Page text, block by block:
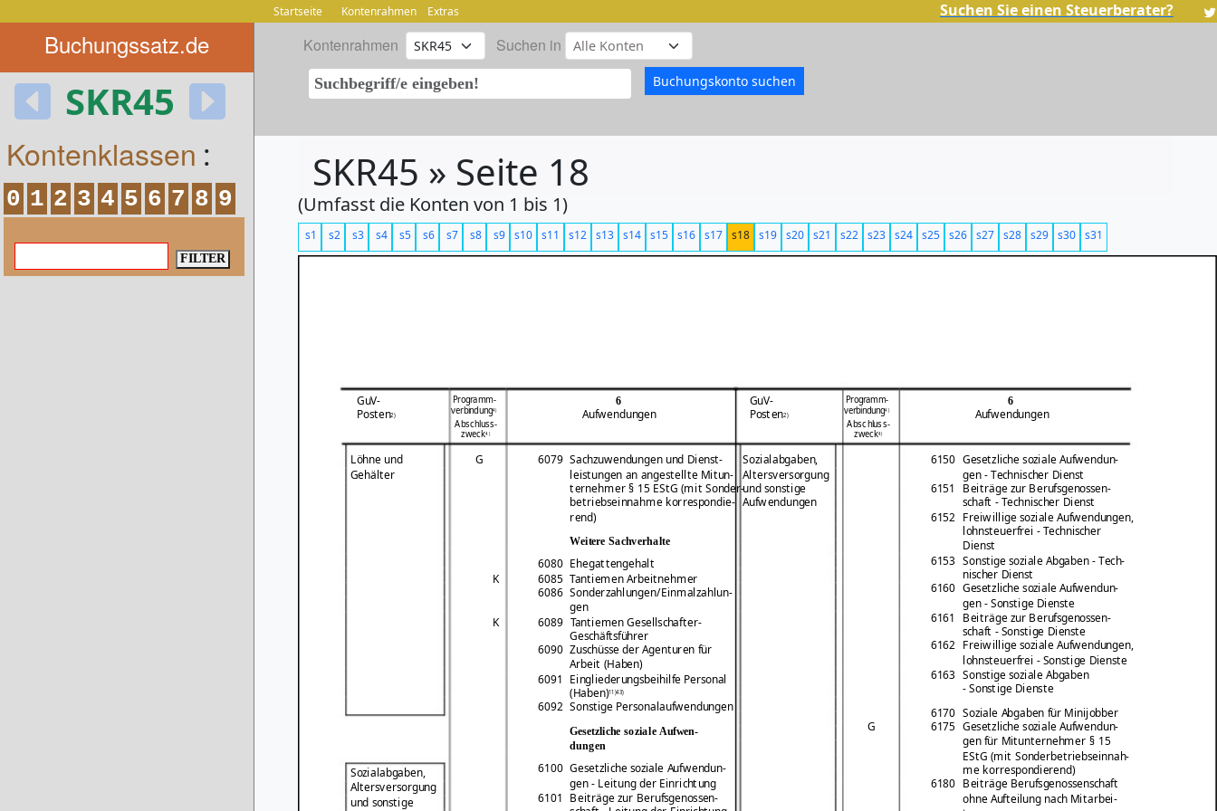
Startseite Kontenrahmen Extras Suchen Sie einen Steuerberater?
Buchungssatz.de
SKR45
Kontenrahmen Suchen in
Kontenklassen :
0 1 2 3 4 5 6 7 8 9
SKR45 » Seite 18
(Umfasst die Konten von 1 bis 1)
s1 s2 s3 s4 s5 s6 s7 s8 s9 s10 s11 s12 s13 s14 s15 s16 s17 s18 s19 s20 s21 s22 s23 s24 s25 s26 s27 s28 s29 s30 s31
GuV- Programm- 6 GuV- Programm- 6
verbindung4) verbindung4)
Posten2) Aufwendungen Posten2) Aufwendungen
Abschluss- Abschluss-
zweck4) zweck4)
Löhne und G 6079 Sachzuwendungen und Dienst- Sozialabgaben, 6150 Gesetzliche soziale Aufwendun-
Gehälter
leistungen an angestellte Mitun- Altersversorgung
gen - Technischer Dienst
ternehmer § 15 EStG (mit Sonder-und sonstige 6151
Beiträge zur Berufsgenossen-
betriebseinnahme korrespondie- Aufwendungen
schaft - Technischer Dienst
rend)
6152
Freiwillige soziale Aufwendungen,
lohnsteuerfrei - Technischer
Weitere Sachverhalte
Dienst
6153
Sonstige soziale Abgaben - Tech-
6080 Ehegattengehalt
nischer Dienst
K 6085 Tantiemen Arbeitnehmer
6086 Sonderzahlungen/Einmalzahlun- 6160 Gesetzliche soziale Aufwendun-
gen - Sonstige Dienste
gen
6161 Beiträge zur Berufsgenossen-
K 6089 Tantiemen Gesellschafter-
Geschäftsführer
schaft - Sonstige Dienste
6162 Freiwillige soziale Aufwendungen,
6090 Zuschüsse der Agenturen für
lohnsteuerfrei - Sonstige Dienste
Arbeit (Haben)
6091
Eingliederungsbeihilfe Personal 6163
Sonstige soziale Abgaben
- Sonstige Dienste
(Haben)11)43)
6092 Sonstige Personalaufwendungen 6170 Soziale Abgaben für Minijobber
G
6175 Gesetzliche soziale Aufwendun-
Gesetzliche soziale Aufwen-
gen für Mitunternehmer § 15
dungen
EStG (mit Sonderbetriebseinnah-
6100 Gesetzliche soziale Aufwendun- me korrespondierend)
Sozialabgaben,
gen - Leitung der Einrichtung 6180 Beiträge Berufsgenossenschaft
Altersversorgung
6101 Beiträge zur Berufsgenossen- ohne Aufteilung nach Mitarbei-
und sonstige